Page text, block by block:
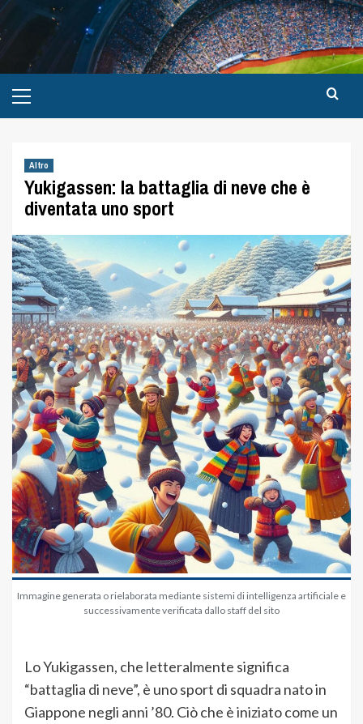
Altro
Yukigassen: la battaglia di neve che è
diventata uno sport
Immagine generata o rielaborata mediante sistemi di intelligenza artificiale e
successivamente verificata dallo staff del sito
Lo Yukigassen, che letteralmente significa
“battaglia di neve”, è uno sport di squadra nato in
Giappone negli anni ’80. Ciò che è iniziato come un